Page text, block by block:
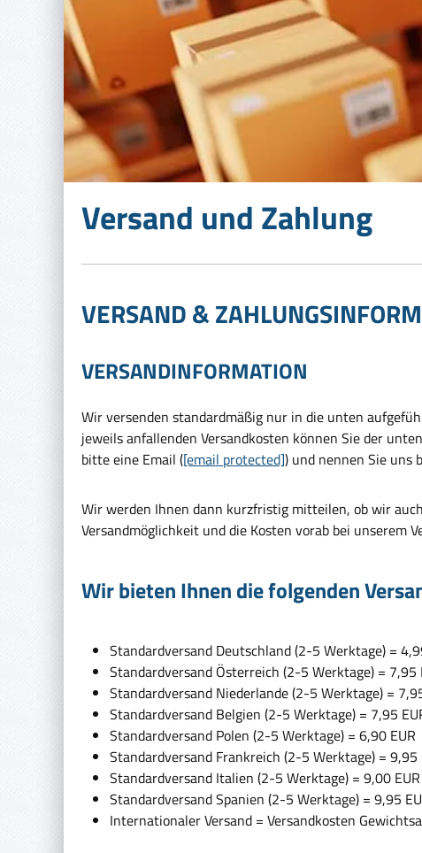
Versand und Zahlung
VERSAND &
VERSANDINFORMATION
Wir versenden standardmäßig nur in die unten
jeweils anfallenden Versandkosten können Sie der
bitte eine Email ([email protected]) und nennen Sie uns
Wir werden Ihnen dann kurzfristig mitteilen, ob wir
Versandmöglichkeit und die Kosten vorab bei unserem
Wir bieten Ihnen die folgenden
Standardversand Deutschland (2-5 Werktage) =
Standardversand Österreich (2-5 Werktage) = 7,95
Standardversand Niederlande (2-5 Werktage) =
Standardversand Belgien (2-5 Werktage) = 7,95
Standardversand Polen (2-5 Werktage) = 6,90 EUR
Standardversand Frankreich (2-5 Werktage) = 9,95
Standardversand Italien (2-5 Werktage) = 9,00 EUR
Standardversand Spanien (2-5 Werktage) = 9,95
Internationaler Versand = Versandkosten